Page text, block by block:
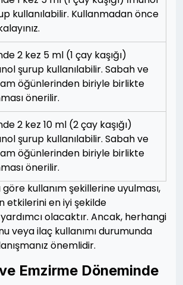
kullanılabilir. Kullanmadan önce
2 kez 5 ml (1 çay kaşığı)
şurup kullanılabilir. Sabah ve
öğünlerinden biriyle birlikte
önerilir.
2 kez 10 ml (2 çay kaşığı)
şurup kullanılabilir. Sabah ve
öğünlerinden biriyle birlikte
önerilir.
kullanım şekillerine uyulması,
etkilerini en iyi şekilde
olacaktır. Ancak, herhangi
veya ilaç kullanımı durumunda
önemlidir.
Emzirme Döneminde